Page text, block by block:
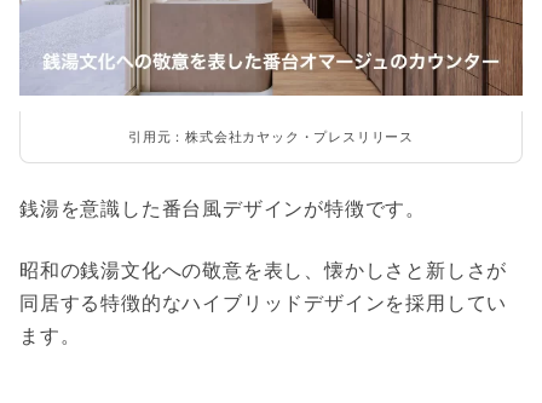
引用元：株式会社カヤック・プレスリリース
銭湯を意識した番台風デザインが特徴です。
昭和の銭湯文化への敬意を表し、懐かしさと新しさが
同居する特徴的なハイブリッドデザインを採用してい
ます。